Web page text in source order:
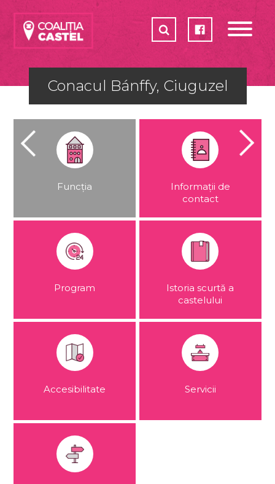
CASTELE
COALIȚIA
CUM POȚI AJUTA?
PLAN DE ACȚIUNE 2017-2018
PARTENERI
Conacul Bánffy, Ciuguzel
Funcția
Informații de
contact
Program
Istoria scurtă a
castelului
Accesibilitate Servicii